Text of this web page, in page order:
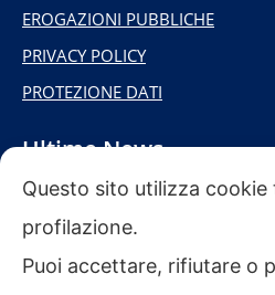
EROGAZIONI PUBBLICHE
PRIVACY POLICY
PROTEZIONE DATI
Ultime News
BUONE VACANZE
ANCONA!
Questo sito utilizza cookie
profilazione.
Puoi accettare, rifiutare o